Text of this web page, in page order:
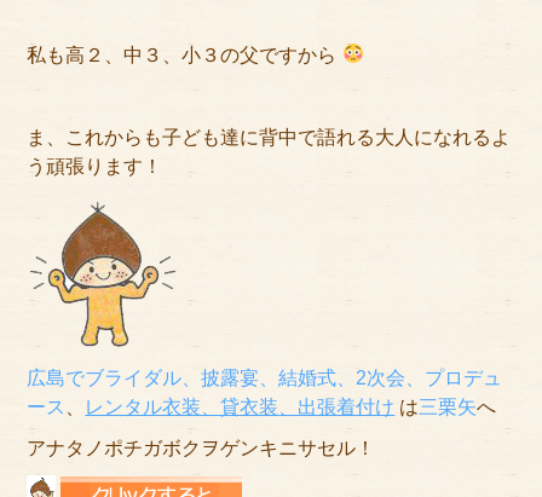
私も高２、中３、小３の父ですから
ま、これからも子ども達に背中で語れる大人になれるよ
う頑張ります！
広島でブライダル、披露宴、結婚式、2次会、プロデュ
ース
レンタル衣装、貸衣装 、出張着付け は三栗矢へ
アナタノポチガボクヲゲンキニサセル！